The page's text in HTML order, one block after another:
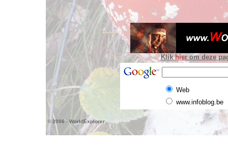
Klik hier om deze
Web
www.infoblog.be
© 2006 - WorldExplorer